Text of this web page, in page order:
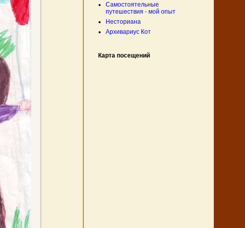
Самостоятельные
путешествия - мой опыт
Несториана
Архивариус Кот
Карта посещений